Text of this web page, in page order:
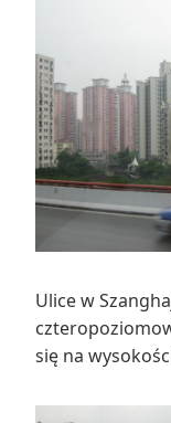
Ulice w
się na